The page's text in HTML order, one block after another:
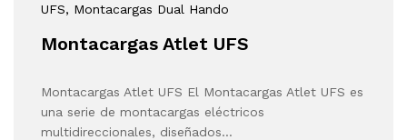
UFS, Montacargas Dual Hando
Montacargas Atlet UFS
Montacargas Atlet UFS El Montacargas Atlet UFS es
una serie de montacargas eléctricos
multidireccionales, diseñados…